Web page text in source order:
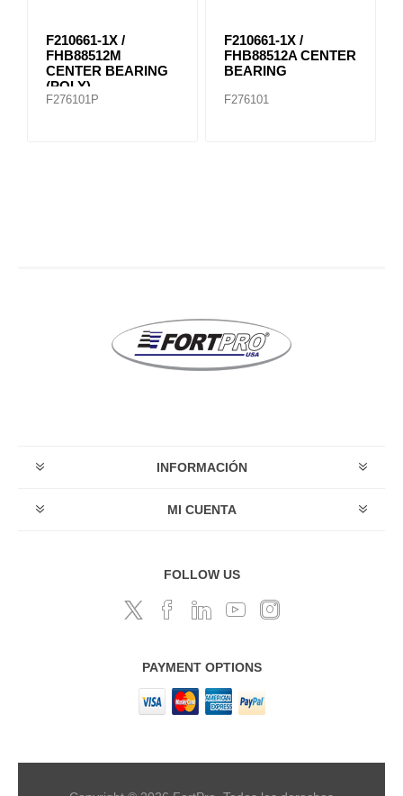
F210661-1X /
FHB88512M
CENTER BEARING
(POLY)
F276101P
F210661-1X /
FHB88512A CENTER
BEARING
F276101
INFORMACIÓN
MI CUENTA
FOLLOW US
PAYMENT OPTIONS